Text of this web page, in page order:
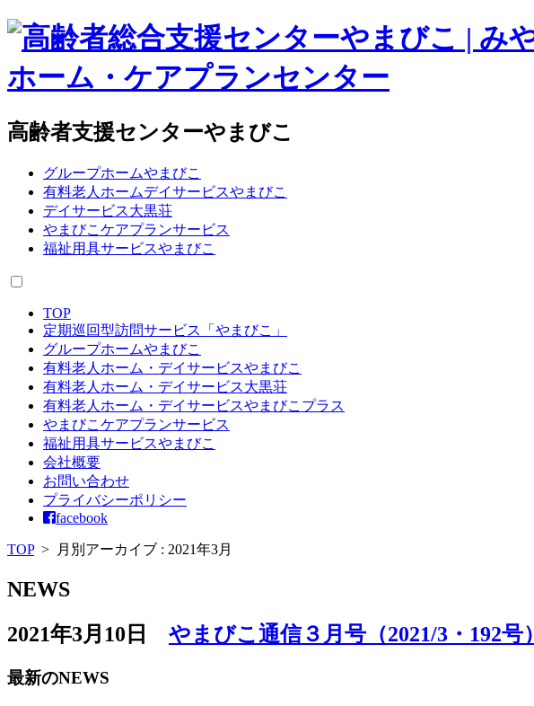
高齢者支援センターやまびこ
グループホームやまびこ
有料老人ホームデイサービスやまびこ
デイサービス大黒荘
やまびこケアプランサービス
福祉用具サービスやまびこ
TOP
定期巡回型訪問サービス「やまびこ」
グループホームやまびこ
有料老人ホーム・デイサービスやまびこ
有料老人ホーム・デイサービス大黒荘
有料老人ホーム・デイサービスやまびこプラス
やまびこケアプランサービス
福祉用具サービスやまびこ
会社概要
お問い合わせ
プライバシーポリシー
facebook
TOP> 月別アーカイブ : 2021年3月
NEWS
2021年3月10日 やまびこ通信３月号（2021/3・192号）
最新のNEWS